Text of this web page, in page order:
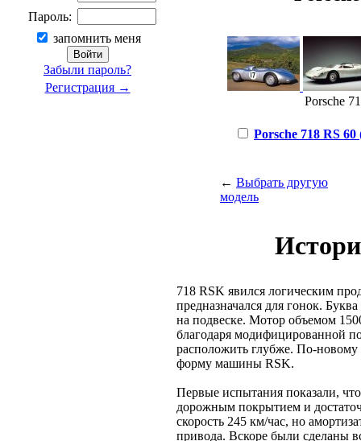
Пароль:
запомнить меня
Забыли пароль?
Регистрация →
Porsche
Porsche 718 RS 60
← Выбрать другую
модель
718 RSK явился логическим
предназначался для гонок.
на подвеске. Мотор объемом
благодаря модифицированной
расположить глубже. По-
форму машины RSK.
Первые испытания показали,
дорожным покрытием и
скорость 245 км/час, но
привода. Вскоре были сделаны